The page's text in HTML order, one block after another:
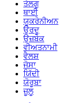
ਤੇਲਗੂ
ਥਾਈ
ਯੂਕਰੇਨੀਅਨ
ਉਰਦੂ
ਉਜ਼ਬੇਕ
ਵੀਅਤਨਾਮੀ
ਵੈਲਸ਼
ਜੋਸਾ
ਯਿੱਦੀ
ਯੋਰੂਬਾ
ਜ਼ੂਲੂ